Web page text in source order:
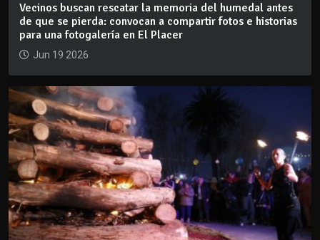
Vecinos buscan rescatar la memoria del humedal antes
de que se pierda: convocan a compartir fotos e historias
para una fotogalería en El Placer
Jun 19 2026